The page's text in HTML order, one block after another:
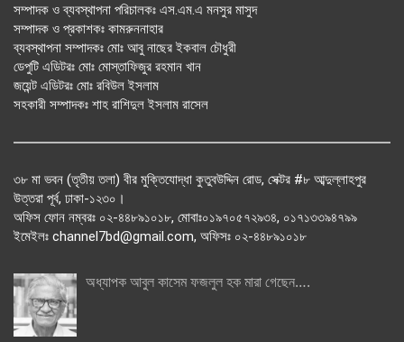
সম্পাদক ও ব্যবস্থাপনা পরিচালকঃ এস.এম.এ মনসুর মাসুদ
সম্পাদক ও প্রকাশকঃ কামরুননাহার
ব্যবস্থাপনা সম্পাদকঃ মোঃ আবু নাছের ইকবাল চৌধুরী
ডেপুটি এডিটরঃ মোঃ মোস্তাফিজুর রহমান খান
জয়েন্ট এডিটরঃ মোঃ রবিউল ইসলাম
সহকারী সম্পাদকঃ শাহ রাশিদুল ইসলাম রাসেল
৩৮ মা ভবন (তৃতীয় তলা) বীর মুক্তিযোদ্ধা কুতুবউদ্দিন রোড, সেক্টর #৮ আব্দুল্লাহপুর
উত্তরা পূর্ব, ঢাকা-১২৩০।
অফিস ফোন নম্বরঃ ০২-৪৪৮৯১০১৮, মোবাঃ০১৯৭০৫৭২৯৩৪, ০১৭১৩৩৯৪৭৯৯
ইমেইলঃ channel7bd@gmail.com, অফিসঃ ০২-৪৪৮৯১০১৮
অধ্যাপক আবুল কাসেম ফজলুল হক মারা গেছেন….